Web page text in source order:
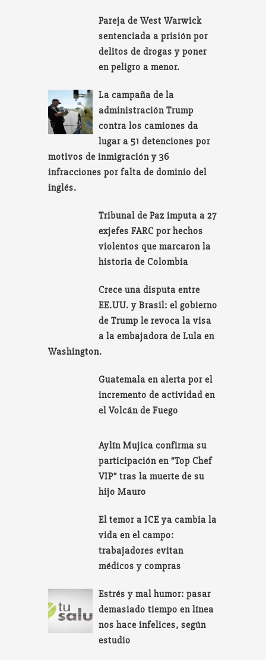
Pareja de West Warwick
sentenciada a prisión por
delitos de drogas y poner
en peligro a menor.
La campaña de la
administración Trump
contra los camiones da
lugar a 51 detenciones por
motivos de inmigración y 36
infracciones por falta de dominio del
inglés.
Tribunal de Paz imputa a 27
exjefes FARC por hechos
violentos que marcaron la
historia de Colombia
Crece una disputa entre
EE.UU. y Brasil: el gobierno
de Trump le revoca la visa
a la embajadora de Lula en
Washington.
Guatemala en alerta por el
incremento de actividad en
el Volcán de Fuego
Aylín Mujica confirma su
participación en “Top Chef
VIP” tras la muerte de su
hijo Mauro
El temor a ICE ya cambia la
vida en el campo:
trabajadores evitan
médicos y compras
Estrés y mal humor: pasar
demasiado tiempo en línea
nos hace infelices, según
estudio